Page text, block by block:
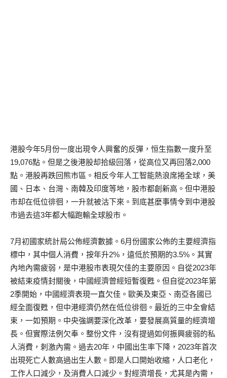
港股今年5月份一度出現令人興奮的反彈，恒生指數一度升至
19,076點。但是之後港股却拾級回落，從高位又再回落2,000
點。港股再跌回熊市區。相反今年人工智能熱浪席捲全球，美
國、日本、台灣、南韓及印度等地，股市都創新高。但中港股
市却在低位徘徊，一升就被沽下來。到底甚麼事情令到中港股
市過去這3年都大幅跑輸全球股市。
7月初國家統計局公佈經濟數據。6月份國家公佈的主要經濟指
標中，其中個人消費，按年升2%，遠低於預期的3.5%。其實
內地內需疲弱，是中港股市表現欠佳的主要原因。自從2023年
被結束疫情封關後，中國經濟曾經短暫復甦。但自從2023年第
2季開始，中國經濟表現一直欠佳。歐美及東亞、南亞各國已
經全面復甦，但中港經濟仍然在低位徘徊。最近的三中全會結
束，一如預期。中央強調要深化改革，要發展高質量的經濟增
長。但實際法例欠奉。整份文件，沒有提過如何振興疲弱的私
人消費，刺激內需。過去20年，中國出生率下降，2023年首次
出現死亡人數高過出生人數。即是人口開始收縮，人口老化，
工作人口減少，及消費人口減少。對經濟增長，尤其是內需，